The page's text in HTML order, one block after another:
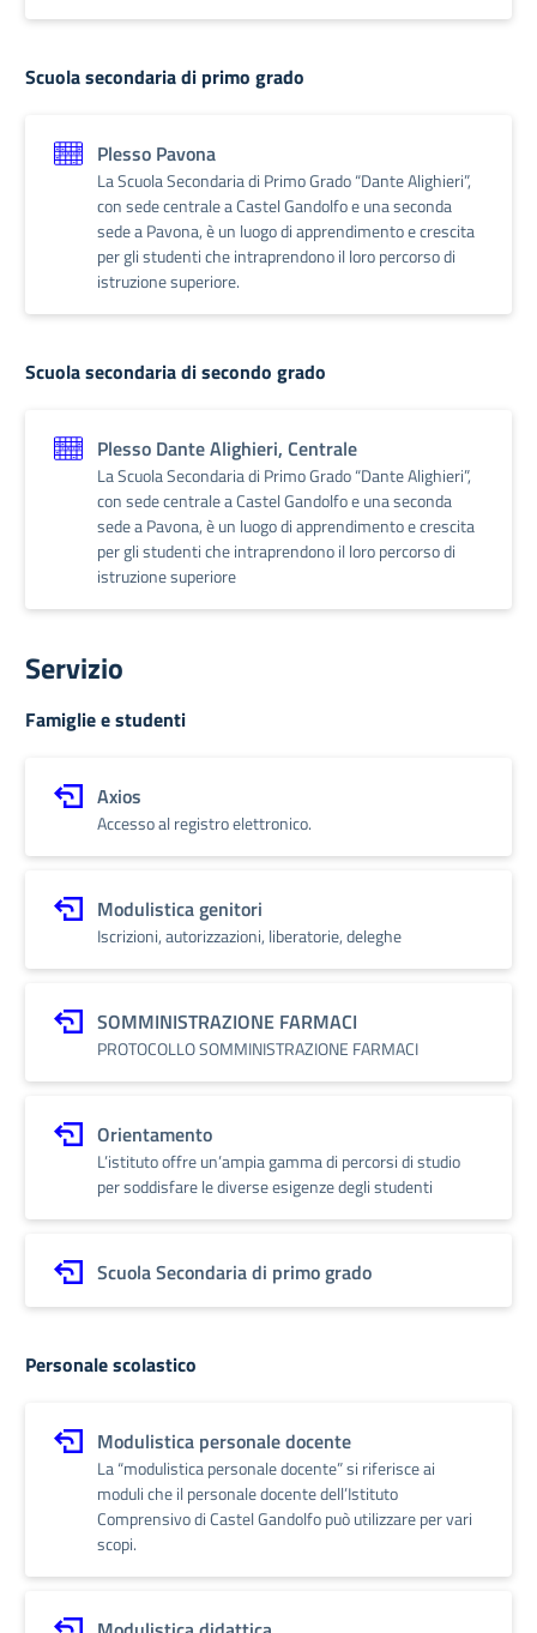
Scuola secondaria di primo grado
Plesso Pavona
La Scuola Secondaria di Primo Grado “Dante Alighieri”,
con sede centrale a Castel Gandolfo e una seconda
sede a Pavona, è un luogo di apprendimento e crescita
per gli studenti che intraprendono il loro percorso di
istruzione superiore.
Scuola secondaria di secondo grado
Plesso Dante Alighieri, Centrale
La Scuola Secondaria di Primo Grado “Dante Alighieri”,
con sede centrale a Castel Gandolfo e una seconda
sede a Pavona, è un luogo di apprendimento e crescita
per gli studenti che intraprendono il loro percorso di
istruzione superiore
Servizio
Famiglie e studenti
Axios
Accesso al registro elettronico.
Modulistica genitori
Iscrizioni, autorizzazioni, liberatorie, deleghe
SOMMINISTRAZIONE FARMACI
PROTOCOLLO SOMMINISTRAZIONE FARMACI
Orientamento
L’istituto offre un’ampia gamma di percorsi di studio
per soddisfare le diverse esigenze degli studenti
Scuola Secondaria di primo grado
Personale scolastico
Modulistica personale docente
La “modulistica personale docente” si riferisce ai
moduli che il personale docente dell’Istituto
Comprensivo di Castel Gandolfo può utilizzare per vari
scopi.